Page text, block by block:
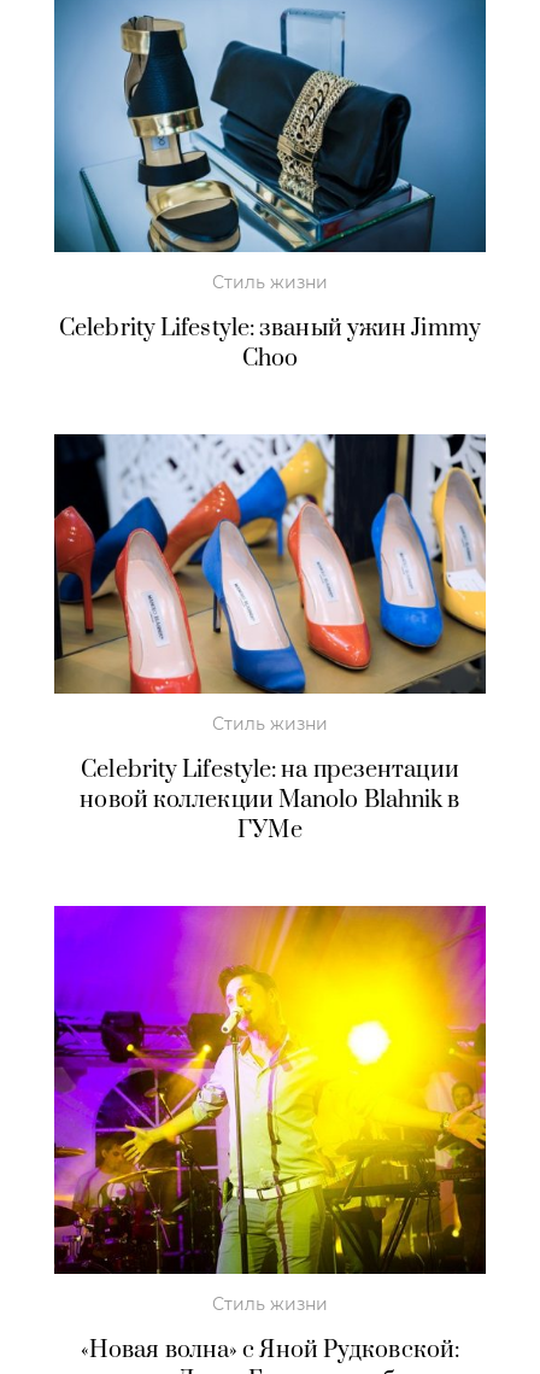
Стиль жизни
Celebrity Lifestyle: званый ужин Jimmy
Сhoo
Стиль жизни
Celebrity Lifestyle: на презентации
новой коллекции Manolo Blahnik в
ГУМе
Стиль жизни
«Новая волна» с Яной Рудковской: